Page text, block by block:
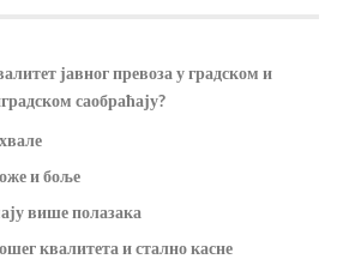
јавног превоза у градском и
саобраћају?
и боље
више полазака
квалитета и стално касне